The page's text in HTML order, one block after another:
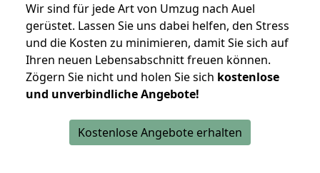
Wir sind für jede Art von Umzug nach Auel
gerüstet. Lassen Sie uns dabei helfen, den Stress
und die Kosten zu minimieren, damit Sie sich auf
Ihren neuen Lebensabschnitt freuen können.
Zögern Sie nicht und holen Sie sich kostenlose
und unverbindliche Angebote!
Kostenlose Angebote erhalten